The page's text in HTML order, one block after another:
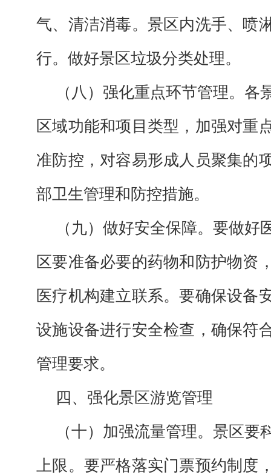
气、清洁消毒。景区内洗手、喷
行。做好景区垃圾分类处理。
（八）强化重点环节管理。各
区域功能和项目类型，加强对重
准防控，对容易形成人员聚集的
部卫生管理和防控措施。
（九）做好安全保障。要做好
区要准备必要的药物和防护物资
医疗机构建立联系。要确保设备
设施设备进行安全检查，确保符
管理要求。
四、强化景区游览管理
（十）加强流量管理。景区要
上限。要严格落实门票预约制度